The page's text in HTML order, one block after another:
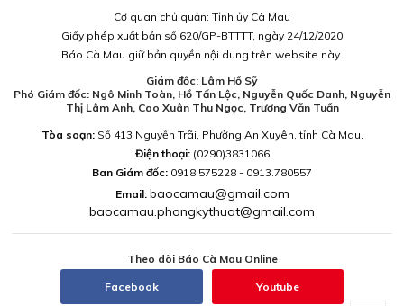
Cơ quan chủ quản: Tỉnh ủy Cà Mau
Giấy phép xuất bản số 620/GP-BTTTT, ngày 24/12/2020
Báo Cà Mau giữ bản quyền nội dung trên website này.
Giám đốc: Lâm Hồ Sỹ
Phó Giám đốc: Ngô Minh Toàn, Hồ Tấn Lộc, Nguyễn Quốc Danh, Nguyễn
Thị Lâm Anh, Cao Xuân Thu Ngọc, Trương Văn Tuấn
Tòa soạn:Số 413 Nguyễn Trãi, Phường An Xuyên, tỉnh Cà Mau.
Điện thoại: (0290)3831066
Ban Giám đốc: 0918.575228 - 0913.780557
Email: baocamau@gmail.com
baocamau.phongkythuat@gmail.com
Theo dõi Báo Cà Mau Online
Facebook Youtube